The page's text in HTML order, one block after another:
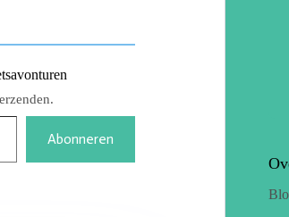
Abonneren